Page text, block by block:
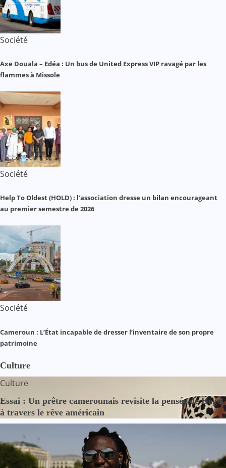
Société
Axe Douala – Edéa : Un bus de United Express VIP ravagé par les
flammes à Missole
Société
Help To Oldest (HOLD) : l’association dresse un bilan encourageant
au premier semestre de 2026
Société
Cameroun : L’État incapable de dresser l’inventaire de son propre
patrimoine
Culture
Culture
Essai : Un prêtre camerounais revisite la pensée de Hegel
à travers le rêve américain